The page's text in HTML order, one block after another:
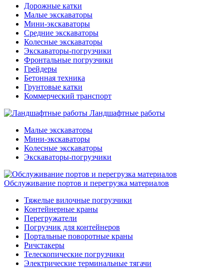
Дорожные катки
Малые экскаваторы
Мини-экскаваторы
Средние экскаваторы
Колесные экскаваторы
Экскаваторы-погрузчики
Фронтальные погрузчики
Грейдеры
Бетонная техника
Грунтовые катки
Коммерческий транспорт
Ландшафтные работы
Малые экскаваторы
Мини-экскаваторы
Колесные экскаваторы
Экскаваторы-погрузчики
Обслуживание портов и перегрузка материалов
Тяжелые вилочные погрузчики
Контейнерные краны
Перегружатели
Погрузчик для контейнеров
Портальные поворотные краны
Ричстакеры
Телескопические погрузчики
Электрические терминальные тягачи